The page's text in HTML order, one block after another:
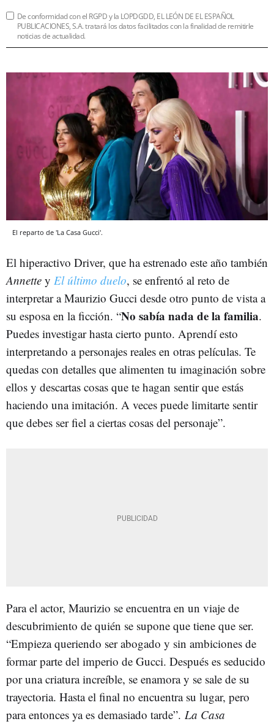
De conformidad con el RGPD y la LOPDGDD, EL LEÓN DE EL ESPAÑOL
PUBLICACIONES, S.A. tratará los datos facilitados con la finalidad de remitirle
noticias de actualidad.
El reparto de 'La Casa Gucci'.
El hiperactivo Driver, que ha estrenado este año también
Annette y El último duelo, se enfrentó al reto de
interpretar a Maurizio Gucci desde otro punto de vista a
su esposa en la ficción. “No sabía nada de la familia.
Puedes investigar hasta cierto punto. Aprendí esto
interpretando a personajes reales en otras películas. Te
quedas con detalles que alimenten tu imaginación sobre
ellos y descartas cosas que te hagan sentir que estás
haciendo una imitación. A veces puede limitarte sentir
que debes ser fiel a ciertas cosas del personaje”.
Para el actor, Maurizio se encuentra en un viaje de
descubrimiento de quién se supone que tiene que ser.
“Empieza queriendo ser abogado y sin ambiciones de
formar parte del imperio de Gucci. Después es seducido
por una criatura increíble, se enamora y se sale de su
trayectoria. Hasta el final no encuentra su lugar, pero
para entonces ya es demasiado tarde”. La Casa